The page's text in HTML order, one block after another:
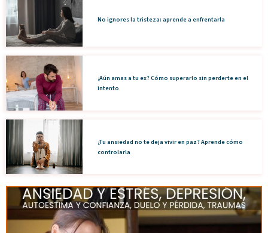
No ignores la tristeza: aprende a enfrentarla
¿Aún amas a tu ex? Cómo superarlo sin perderte en el
intento
¿Tu ansiedad no te deja vivir en paz? Aprende cómo
controlarla